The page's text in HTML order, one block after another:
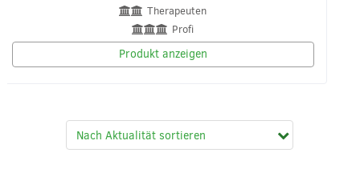
Therapeuten
Profi
Produkt anzeigen